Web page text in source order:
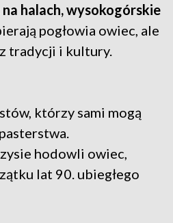
na halach, wysokogórskie
pogłowia owiec, ale
tradycji i kultury.
którzy sami mogą
hodowli owiec,
lat 90. ubiegłego